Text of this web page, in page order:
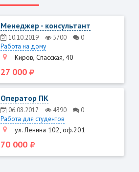
Менеджер - консультант
10.10.2019 5700
0
Работа на дому
Киров, Спасская, 40
27 000
Оператор ПК
06.08.2017 4390
0
Работа для студентов
ул. Ленина 102, оф.201
70 000